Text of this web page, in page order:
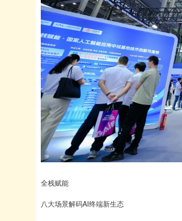
全栈赋能
八大场景解码AI终端新生态